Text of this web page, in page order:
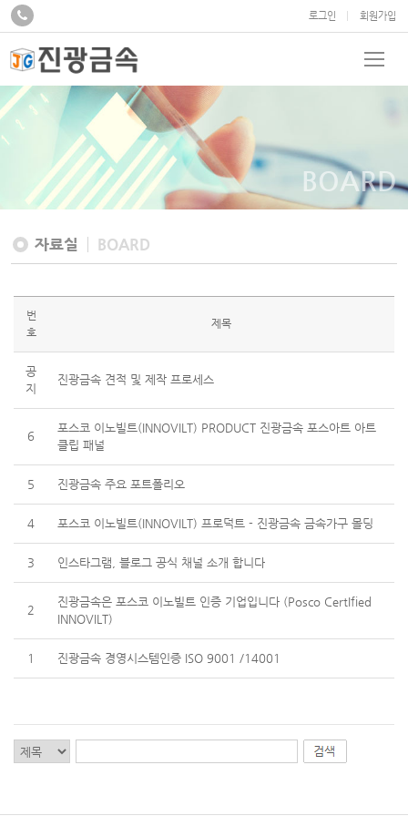
로그인 회원가입
BOARD
자료실 BOARD
번
호
제목
공
지
진광금속 견적 및 제작 프로세스
6
포스코 이노빌트(INNOVILT) PRODUCT 진광금속 포스아트 아트
클립 패널
5 진광금속 주요 포트폴리오
4 포스코 이노빌트(INNOVILT) 프로덕트 - 진광금속 금속가구 몰딩
3 인스타그램, 블로그 공식 채널 소개 합니다
2
진광금속은 포스코 이노빌트 인증 기업입니다 (Posco CertIfied
INNOVILT)
1 진광금속 경영시스템인증 ISO 9001 /14001